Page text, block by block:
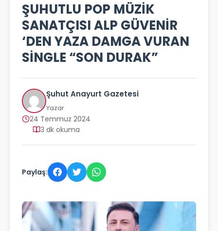
ŞUHUTLU POP MÜZİK
SANATÇISI ALP GÜVENİR
‘DEN YAZA DAMGA VURAN
SİNGLE “SON DURAK”
Şuhut Anayurt Gazetesi
Yazar
24 Temmuz 2024
3 dk okuma
Paylaş: